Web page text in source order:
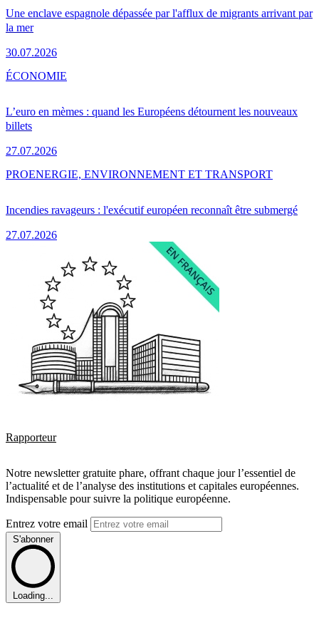
Une enclave espagnole dépassée par l'afflux de migrants arrivant par
la mer
30.07.2026
L’euro en mèmes : quand les Européens détournent les nouveaux
billets
27.07.2026
ÉCONOMIE
Incendies ravageurs : l'exécutif européen reconnaît être submergé
27.07.2026
PROENERGIE, ENVIRONNEMENT ET TRANSPORT
Rapporteur
Notre newsletter gratuite phare, offrant chaque jour l’essentiel de
l’actualité et de l’analyse des institutions et capitales européennes.
Indispensable pour suivre la politique européenne.
Entrez votre email
S'abonner
Loading...